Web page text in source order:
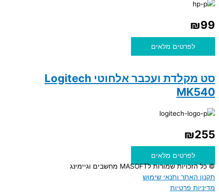
₪99
לפרטים מלאים
סט מקלדת ועכבר אלחוטי Logitech
MK540
₪255
לפרטים מלאים
© כל הזכויות שמורות לMASOFT מחשבים וגיימינג
תקנון האתר ותנאי שימוש
מדיניות פרטיות